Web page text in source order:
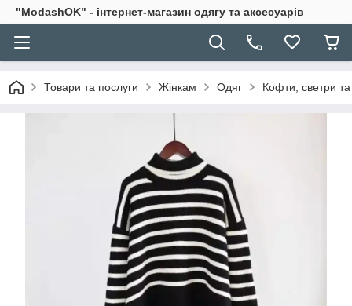
"ModashOK" - інтернет-магазин одягу та аксесуарів
Товари та послуги Жінкам Одяг Кофти, светри